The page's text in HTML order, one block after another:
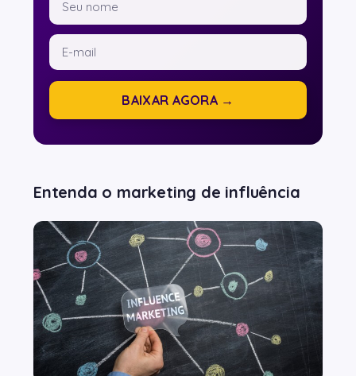
BAIXAR AGORA →
Entenda o marketing de influência